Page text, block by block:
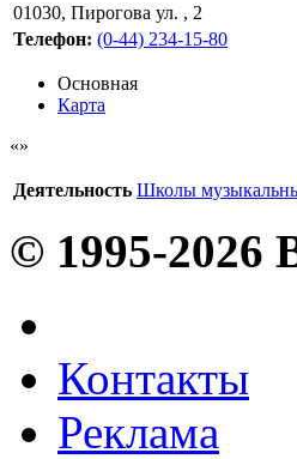
01030, Пирогова ул. , 2
Телефон: (0-44) 234-15-80
Основная
Карта
Деятельность Школы
© 1995-2026
Контакты
Реклама